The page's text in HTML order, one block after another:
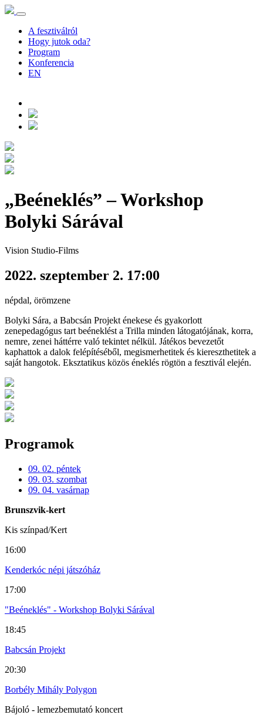
A fesztiválról
Hogy jutok oda?
Program
Konferencia
EN
„Beéneklés” – Workshop
Bolyki Sárával
Vision Studio-Films
2022. szeptember 2. 17:00
népdal, örömzene
Bolyki Sára, a Babcsán Projekt énekese és gyakorlott
zenepedagógus tart beéneklést a Trilla minden látogatójának, korra,
nemre, zenei háttérre való tekintet nélkül. Játékos bevezetőt
kaphattok a dalok felépítéséből, megismerhetitek és kiereszthetitek a
saját hangotok. Eksztatikus közös éneklés rögtön a fesztivál elején.
Programok
09. 02. péntek
09. 03. szombat
09. 04. vasárnap
Brunszvik-kert
Kis színpad/Kert
16:00
Kenderkóc népi játszóház
17:00
"Beéneklés" - Workshop Bolyki Sárával
18:45
Babcsán Projekt
20:30
Borbély Mihály Polygon
Bájoló - lemezbemutató koncert